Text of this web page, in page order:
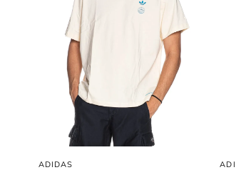
ADIDAS